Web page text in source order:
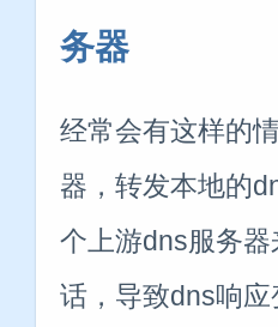
务器
经常会有这样的
器，转发本地的
个上游dns服务
话，导致dns响